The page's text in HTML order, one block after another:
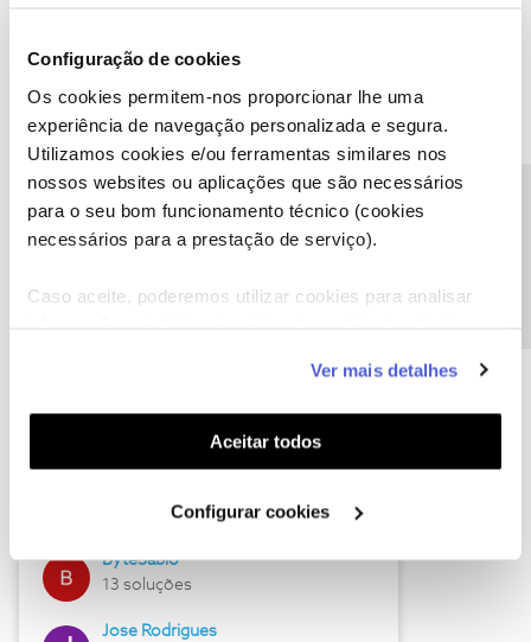
Configuração de cookies
Os cookies permitem-nos proporcionar lhe uma
experiência de navegação personalizada e segura.
Utilizamos cookies e/ou ferramentas similares nos
nossos websites ou aplicações que são necessários
para o seu bom funcionamento técnico (cookies
necessários para a prestação de serviço).
Caso aceite, poderemos utilizar cookies para analisar
funcionalidades (cookies de personalização e
funcionalidade) e adaptar anúncios aos seus interesses
(cookies de publicidade personalizada). Pode gerir a
utilização dos cookies clicando em "Configurar
Ver mais detalhes
Aceitar todos
Configurar cookies
Descubra as novidades de julho
Hall of Fame de julho
17 soluções
ByteSábio
13 soluções
Jose Rodrigues